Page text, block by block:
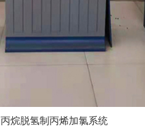
丙烷脱氢制丙烯加氯系统